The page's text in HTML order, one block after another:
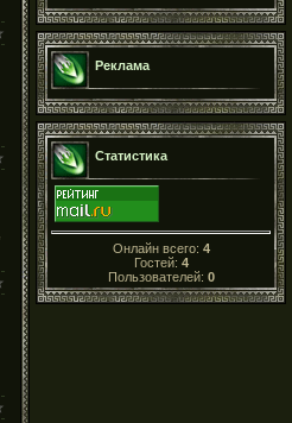
Реклама
Статистика
Онлайн всего: 4
Гостей: 4
Пользователей: 0